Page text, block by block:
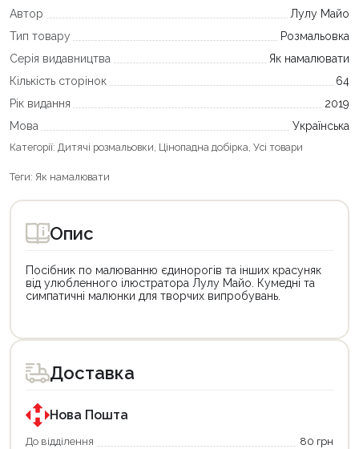
Автор
Лулу Майо
Тип товару
Розмальовка
Серія видавництва
Як намалювати
Кількість сторінок
64
Рік видання
2019
Мова
Українська
Категорії: Дитячі розмальовки, Цінопадна добірка, Усі товари
Теги: Як намалювати
Опис
Посібник по малюванню єдинорогів та інших красуняк
від улюбленного ілюстратора Лулу Майо. Кумедні та
симпатичні малюнки для творчих випробувань.
товар
для
покупки
державною
програмою
«Національний
кешбек».
Доставка
Нова Пошта
До відділення
80 грн